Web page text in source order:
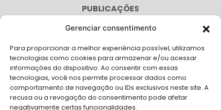
Gerenciar consentimento
Para proporcionar a melhor experiência possível, utilizamos
tecnologias como cookies para armazenar e/ou acessar
informações do dispositivo. Ao consentir com essas
tecnologias, você nos permite processar dados como
comportamento de navegação ou IDs exclusivos neste site. A
recusa ou a revogação do consentimento pode afetar
negativamente certas funcionalidades.
PUBLICAÇÕES
CONGRESSO
AGENDA
CAMPANHAS
SERVIÇOS